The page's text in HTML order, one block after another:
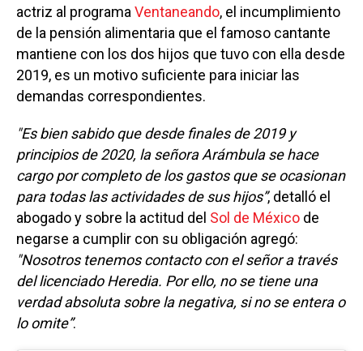
actriz al programa Ventaneando, el incumplimiento
de la pensión alimentaria que el famoso cantante
mantiene con los dos hijos que tuvo con ella desde
2019, es un motivo suficiente para iniciar las
demandas correspondientes.
"Es bien sabido que desde finales de 2019 y
principios de 2020, la señora Arámbula se hace
cargo por completo de los gastos que se ocasionan
para todas las actividades de sus hijos”, detalló el
abogado y sobre la actitud del Sol de México de
negarse a cumplir con su obligación agregó:
"Nosotros tenemos contacto con el señor a través
del licenciado Heredia. Por ello, no se tiene una
verdad absoluta sobre la negativa, si no se entera o
lo omite”.